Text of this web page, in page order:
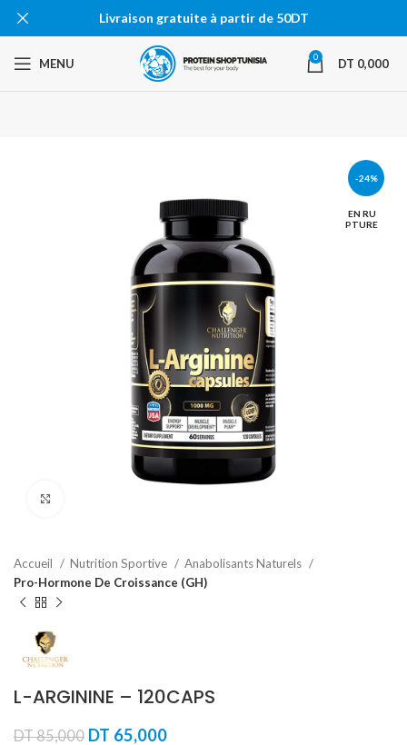
MENU 0 DT 0,000
-24%
EN RU
PTURE
Accueil Nutrition Sportive
Anabolisants Naturels
Pro-Hormone De Croissance (GH)
L-ARGININE – 120CAPS
DT85,000 Le
DT 65,000Le
Livraison gratuite à partir de 50DT